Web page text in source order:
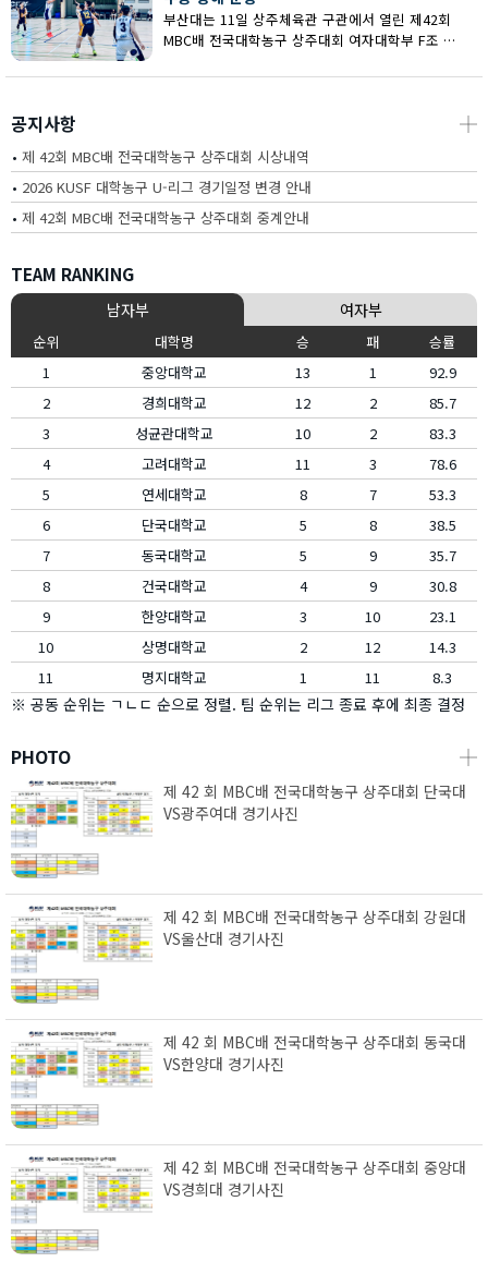
부산대는 11일 상주체육관 구관에서 열린 제42회
MBC배 전국대학농구 상주대회 여자대학부 F조 예
공지사항 ┼
• 제 42회 MBC배 전국대학농구 상주대회 시상내역
• 2026 KUSF 대학농구 U-리그 경기일정 변경 안내
• 제 42회 MBC배 전국대학농구 상주대회 중계안내
TEAM RANKING
남자부 여자부
순위 대학명 승 패
승률
1
중앙대학교 13 1
92.9
2
경희대학교 12 2
85.7
3
성균관대학교 10 2
83.3
4
고려대학교 11 3
78.6
5
연세대학교 8 7
53.3
6
단국대학교 5 8
38.5
7
동국대학교 5 9
35.7
8
건국대학교 4 9
30.8
9
한양대학교 3 10
23.1
10
상명대학교 2 12
14.3
11
명지대학교 1 11 8.3
※ 공동 순위는 ㄱㄴㄷ 순으로 정렬. 팀 순위는 리그 종료 후에 최종 결정
PHOTO ┼
제 42 회 MBC배 전국대학농구 상주대회 단국대
VS광주여대 경기사진
제 42 회 MBC배 전국대학농구 상주대회 강원대
VS울산대 경기사진
제 42 회 MBC배 전국대학농구 상주대회 동국대
VS한양대 경기사진
제 42 회 MBC배 전국대학농구 상주대회 중앙대
VS경희대 경기사진